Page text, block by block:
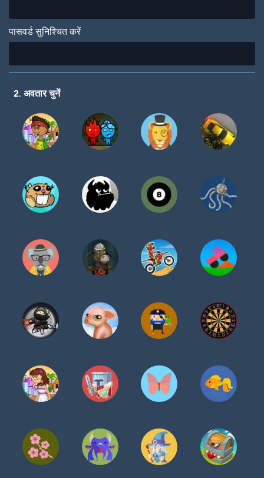
पासवर्ड सुनिश्चित करें
2. अवतार चुनें